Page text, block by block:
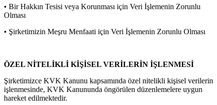
• Bir Hakkın Tesisi veya Korunması için Veri İşlemenin Zorunlu
Olması
• Şirketimizin Meşru Menfaati için Veri İşlemenin Zorunlu Olması
ÖZEL NİTELİKLİ KİŞİSEL VERİLERİN İŞLENMESİ
Şirketimizce KVK Kanunu kapsamında özel nitelikli kişisel verilerin
işlenmesinde, KVK Kanununda öngörülen düzenlemelere uygun
hareket edilmektedir.